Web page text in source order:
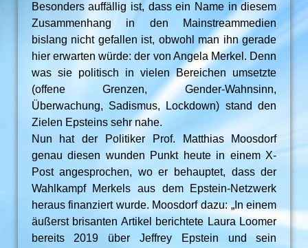
Besonders auffällig ist, dass ein Name in diesem
Zusammenhang in den Mainstreammedien
bislang nicht gefallen ist, obwohl man ihn gerade
hier erwarten würde: der von Angela Merkel. Denn
was sie politisch in vielen Bereichen umsetzte
(offene Grenzen, Gender-Wahnsinn,
Überwachung, Sadismus, Lockdown) stand den
Zielen Epsteins sehr nahe.
Nun hat der Politiker Prof. Matthias Moosdorf
genau diesen wunden Punkt heute in einem X-
Post angesprochen, wo er behauptet, dass der
Wahlkampf Merkels aus dem Epstein-Netzwerk
heraus finanziert wurde. Moosdorf dazu: „In einem
äußerst brisanten Artikel berichtete Laura Loomer
bereits 2019 über Jeffrey Epstein und sein